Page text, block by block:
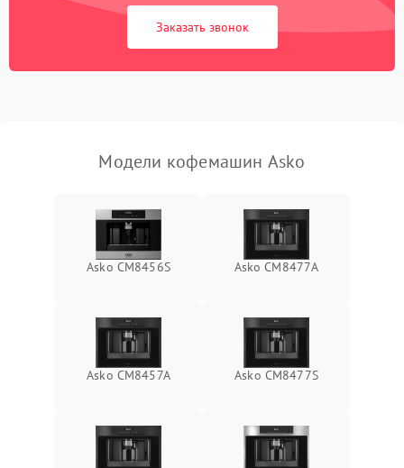
Заказать звонок
Модели кофемашин Asko
Asko CM8456S Asko СМ8477А
Asko CM8457A Asko CM8477S